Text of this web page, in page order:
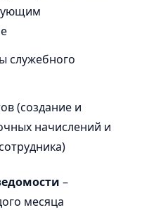
служебного
(создание и
начислений и
–
месяца